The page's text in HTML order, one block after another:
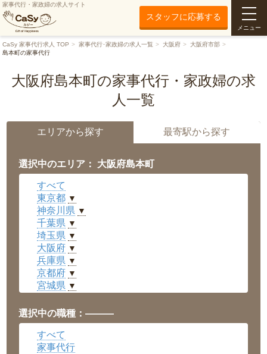
家事代行・家政婦の求人サイト
スタッフに応募する
メニュー
CaSy 家事代行求人 TOP 家事代行･家政婦の求人一覧 大阪府
大阪府市部
島本町の家事代行
大阪府島本町の家事代行・家政婦の求
人一覧
エリアから探す 最寄駅から探す
選択中のエリア： 大阪府島本町
すべて
東京都 ▼
神奈川県 ▼
千葉県 ▼
埼玉県 ▼
大阪府 ▼
兵庫県 ▼
京都府 ▼
宮城県 ▼
福井県 ▼
岡山県 ▼
広島県
沖縄県 ▼
選択中の職種：———
すべて
家事代行